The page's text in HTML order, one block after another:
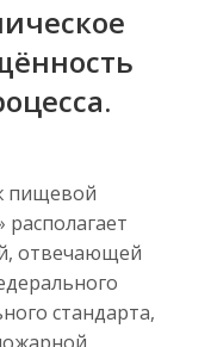
пищевой
отвечающей
стандарта,